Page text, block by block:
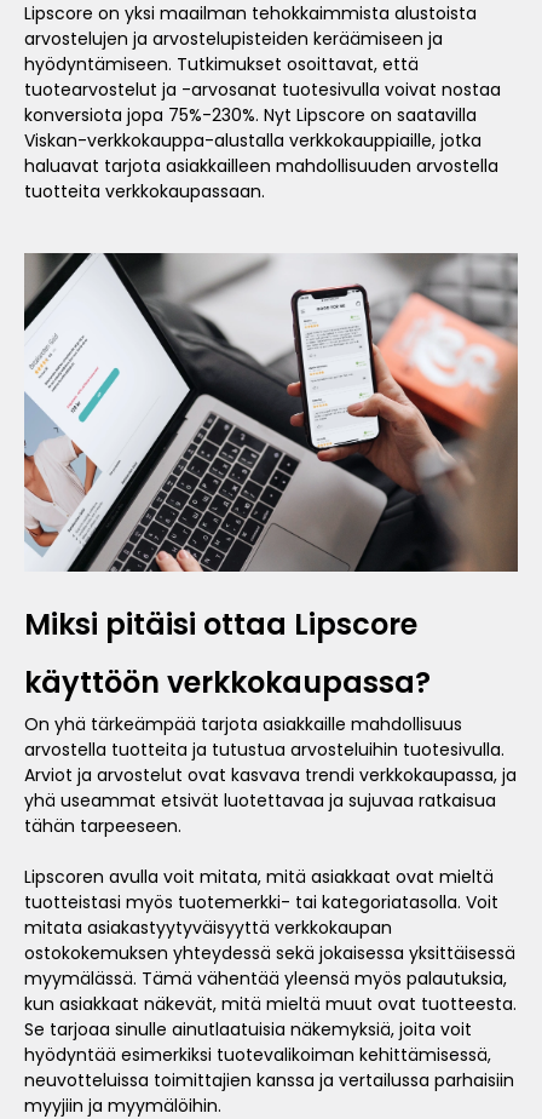
Lipscore on yksi maailman tehokkaimmista alustoista
arvostelujen ja arvostelupisteiden keräämiseen ja
hyödyntämiseen. Tutkimukset osoittavat, että
tuotearvostelut ja -arvosanat tuotesivulla voivat nostaa
konversiota jopa 75%-230%. Nyt Lipscore on saatavilla
Viskan-verkkokauppa-alustalla verkkokauppiaille, jotka
haluavat tarjota asiakkailleen mahdollisuuden arvostella
tuotteita verkkokaupassaan.
Miksi pitäisi ottaa Lipscore
käyttöön verkkokaupassa?
On yhä tärkeämpää tarjota asiakkaille mahdollisuus
arvostella tuotteita ja tutustua arvosteluihin tuotesivulla.
Arviot ja arvostelut ovat kasvava trendi verkkokaupassa, ja
yhä useammat etsivät luotettavaa ja sujuvaa ratkaisua
tähän tarpeeseen.
Lipscoren avulla voit mitata, mitä asiakkaat ovat mieltä
tuotteistasi myös tuotemerkki- tai kategoriatasolla. Voit
mitata asiakastyytyväisyyttä verkkokaupan
ostokokemuksen yhteydessä sekä jokaisessa yksittäisessä
myymälässä. Tämä vähentää yleensä myös palautuksia,
kun asiakkaat näkevät, mitä mieltä muut ovat tuotteesta.
Se tarjoaa sinulle ainutlaatuisia näkemyksiä, joita voit
hyödyntää esimerkiksi tuotevalikoiman kehittämisessä,
neuvotteluissa toimittajien kanssa ja vertailussa parhaisiin
myyjiin ja myymälöihin.